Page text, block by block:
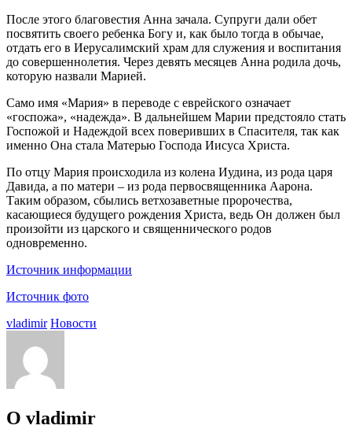
После этого благовестия Анна зачала. Супруги дали обет
посвятить своего ребенка Богу и, как было тогда в обычае,
отдать его в Иерусалимский храм для служения и воспитания
до совершеннолетия. Через девять месяцев Анна родила дочь,
которую назвали Марией.
Само имя «Мария» в переводе с еврейского означает
«госпожа», «надежда». В дальнейшем Марии предстояло стать
Госпожой и Надеждой всех поверивших в Спасителя, так как
именно Она стала Матерью Господа Иисуса Христа.
По отцу Мария происходила из колена Иудина, из рода царя
Давида, а по матери – из рода первосвященника Аарона.
Таким образом, сбылись ветхозаветные пророчества,
касающиеся будущего рождения Христа, ведь Он должен был
произойти из царского и священнического родов
одновременно.
Источник информации
Источник фото
vladimir Новости
О vladimir